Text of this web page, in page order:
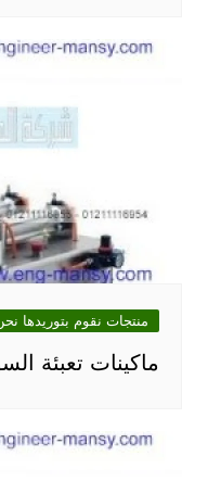
منتجات نقوم بتوريدها
ماكينات تعبئة